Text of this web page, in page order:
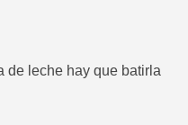
de leche hay que batirla